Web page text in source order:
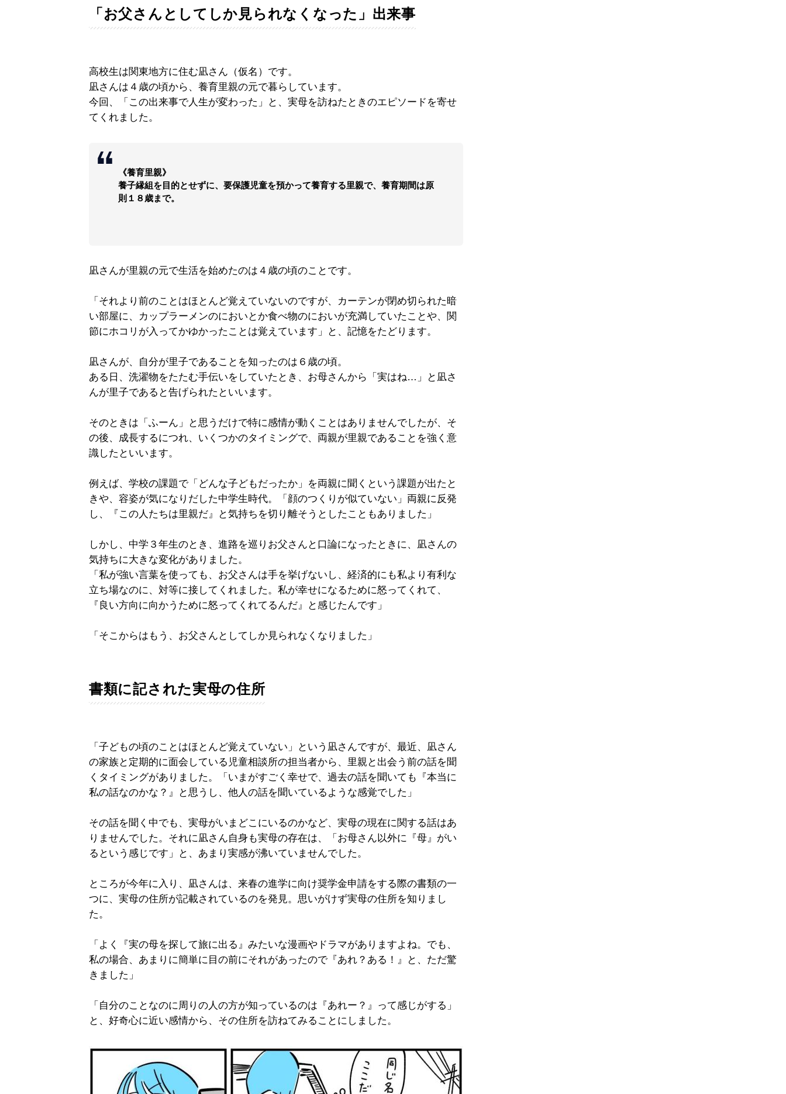
「お父さんとしてしか見られなくなった」出来事
高校生は関東地方に住む凪さん（仮名）です。
凪さんは４歳の頃から、養育里親の元で暮らしています。
今回、「この出来事で人生が変わった」と、実母を訪ねたときのエピソードを寄せ
てくれました。
《養育里親》
養子縁組を目的とせずに、要保護児童を預かって養育する里親で、養育期間は原
則１８歳まで。
凪さんが里親の元で生活を始めたのは４歳の頃のことです。
「それより前のことはほとんど覚えていないのですが、カーテンが閉め切られた暗
い部屋に、カップラーメンのにおいとか食べ物のにおいが充満していたことや、関
節にホコリが入ってかゆかったことは覚えています」と、記憶をたどります。
凪さんが、自分が里子であることを知ったのは６歳の頃。
ある日、洗濯物をたたむ手伝いをしていたとき、お母さんから「実はね…」と凪さ
んが里子であると告げられたといいます。
そのときは「ふーん」と思うだけで特に感情が動くことはありませんでしたが、そ
の後、成長するにつれ、いくつかのタイミングで、両親が里親であることを強く意
識したといいます。
例えば、学校の課題で「どんな子どもだったか」を両親に聞くという課題が出たと
きや、容姿が気になりだした中学生時代。「顔のつくりが似ていない」両親に反発
し、『この人たちは里親だ』と気持ちを切り離そうとしたこともありました」
しかし、中学３年生のとき、進路を巡りお父さんと口論になったときに、凪さんの
気持ちに大きな変化がありました。
「私が強い言葉を使っても、お父さんは手を挙げないし、経済的にも私より有利な
立ち場なのに、対等に接してくれました。私が幸せになるために怒ってくれて、
『良い方向に向かうために怒ってくれてるんだ』と感じたんです」
「そこからはもう、お父さんとしてしか見られなくなりました」
書類に記された実母の住所
「子どもの頃のことはほとんど覚えていない」という凪さんですが、最近、凪さん
の家族と定期的に面会している児童相談所の担当者から、里親と出会う前の話を聞
くタイミングがありました。「いまがすごく幸せで、過去の話を聞いても『本当に
私の話なのかな？』と思うし、他人の話を聞いているような感覚でした」
その話を聞く中でも、実母がいまどこにいるのかなど、実母の現在に関する話はあ
りませんでした。それに凪さん自身も実母の存在は、「お母さん以外に『母』がい
るという感じです」と、あまり実感が沸いていませんでした。
ところが今年に入り、凪さんは、来春の進学に向け奨学金申請をする際の書類の一
つに、実母の住所が記載されているのを発見。思いがけず実母の住所を知りまし
た。
「よく『実の母を探して旅に出る』みたいな漫画やドラマがありますよね。でも、
私の場合、あまりに簡単に目の前にそれがあったので『あれ？ある！』と、ただ驚
きました」
「自分のことなのに周りの人の方が知っているのは『あれー？』って感じがする」
と、好奇心に近い感情から、その住所を訪ねてみることにしました。